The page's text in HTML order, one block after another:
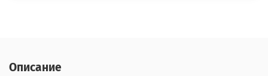
Описание